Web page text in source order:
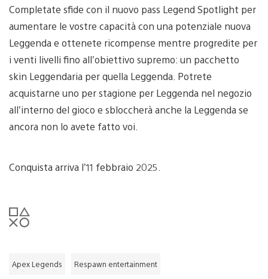
Completate sfide con il nuovo pass Legend Spotlight per
aumentare le vostre capacità con una potenziale nuova
Leggenda e ottenete ricompense mentre progredite per
i venti livelli fino all’obiettivo supremo: un pacchetto
skin Leggendaria per quella Leggenda. Potrete
acquistarne uno per stagione per Leggenda nel negozio
all’interno del gioco e sbloccherà anche la Leggenda se
ancora non lo avete fatto voi.
Conquista arriva l’11 febbraio 2025.
Apex Legends Respawn entertainment